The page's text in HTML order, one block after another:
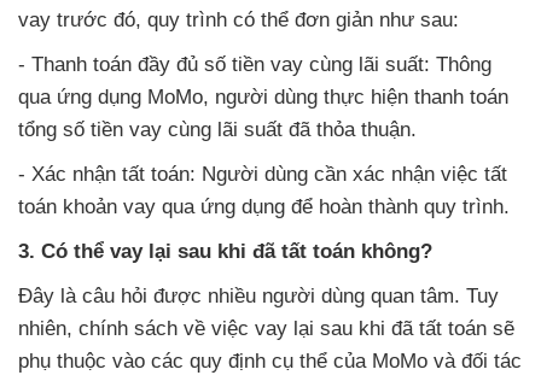
vay trước đó, quy trình có thể đơn giản như sau:
- Thanh toán đầy đủ số tiền vay cùng lãi suất: Thông
qua ứng dụng MoMo, người dùng thực hiện thanh toán
tổng số tiền vay cùng lãi suất đã thỏa thuận.
- Xác nhận tất toán: Người dùng cần xác nhận việc tất
toán khoản vay qua ứng dụng để hoàn thành quy trình.
3. Có thể vay lại sau khi đã tất toán không?
Đây là câu hỏi được nhiều người dùng quan tâm. Tuy
nhiên, chính sách về việc vay lại sau khi đã tất toán sẽ
phụ thuộc vào các quy định cụ thể của MoMo và đối tác